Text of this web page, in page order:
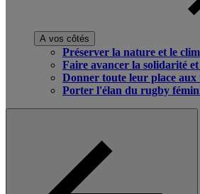
A vos côtés
Préserver la nature et le
Faire avancer la solidarité
Donner toute leur place
Porter l'élan du rugby